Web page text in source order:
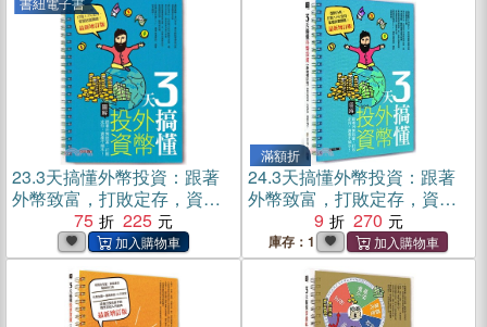
23.3天搞懂外幣投資：跟著
外幣致富，打敗定存，資產
不縮水！(電子書)
75 225
滿額折
24.3天搞懂外幣投資：跟著
外幣致富，打敗定存，資產
不縮水！9 270
庫存：1